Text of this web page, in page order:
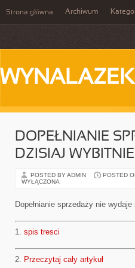
Strona główna Archiwum
WYNALAZEK
DOPEŁNIANIE
DZISIAJ
POSTED BY ADMIN POSTED
WYŁĄCZONA
Dopełnianie sprzedaży nie
1. spis tresci
2. Przeczytaj cały artykuł